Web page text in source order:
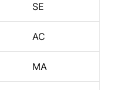
SE
AC
MA